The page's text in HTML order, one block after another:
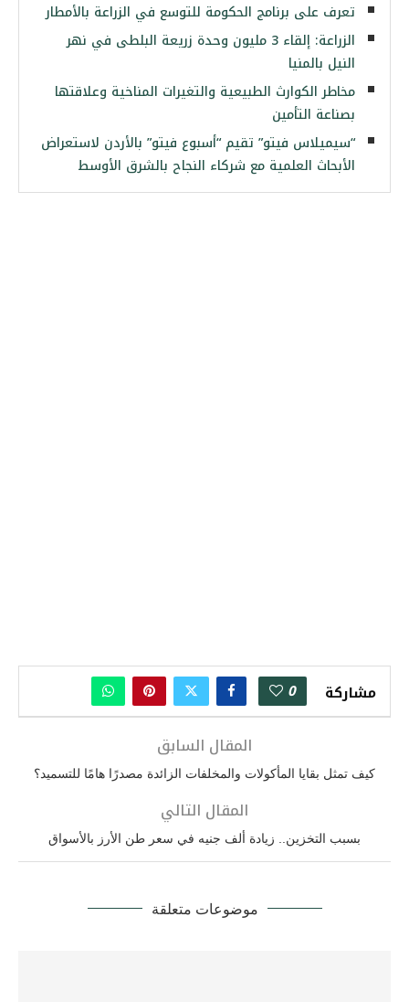
تعرف على برنامج الحكومة للتوسع في الزراعة بالأمطار
الزراعة: إلقاء 3 مليون وحدة زريعة البلطى في نهر
النيل بالمنيا
مخاطر الكوارث الطبيعية والتغيرات المناخية وعلاقتها
بصناعة التأمين
“سيميلاس فيتو” تقيم “أسبوع فيتو” بالأردن لاستعراض
الأبحاث العلمية مع شركاء النجاح بالشرق الأوسط
مشاركة 0
المقال السابق
كيف تمثل بقايا المأكولات والمخلفات الزائدة مصدرًا هامًا للتسميد؟
المقال التالي
بسبب التخزين.. زيادة ألف جنيه في سعر طن الأرز بالأسواق
موضوعات متعلقة